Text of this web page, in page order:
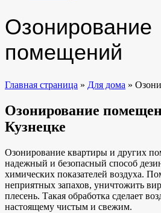
Озонирование
помещений
Главная страница » Для дома »
Озонирование
Кузнецке
Озонирование квартиры и других
надежный и безопасный способ
химических показателей воздуха.
неприятных запахов, уничтожить
плесень. Такая обработка сделает
настоящему чистым и свежим.